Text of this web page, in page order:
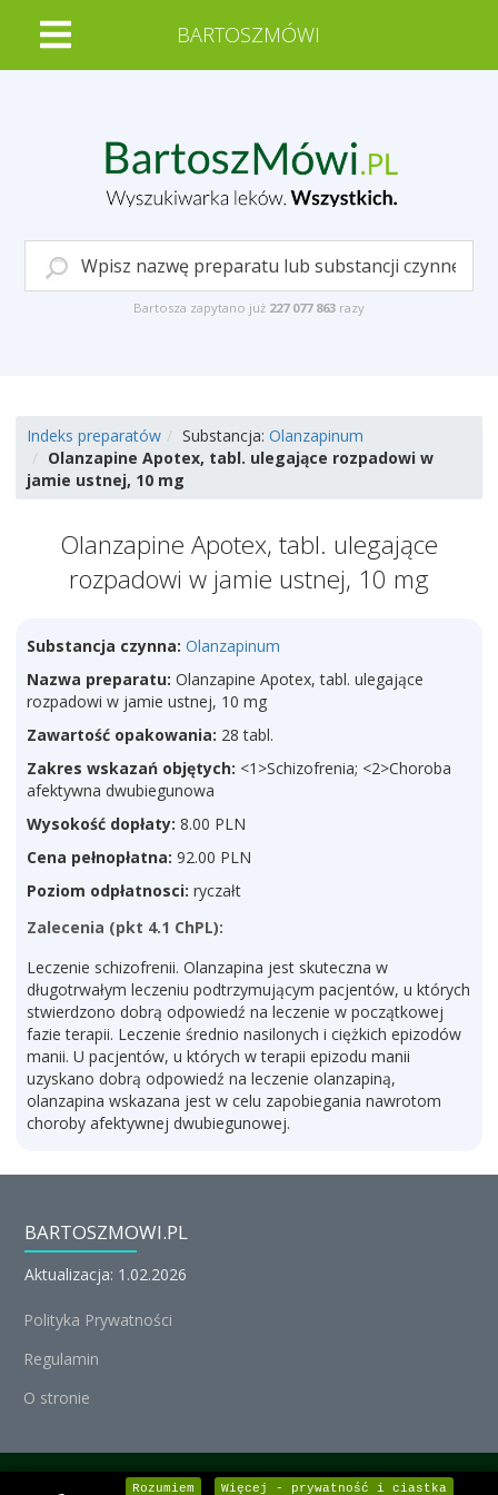
BARTOSZMÓWI
Bartosza zapytano już 227 077 863 razy
Indeks preparatów Substancja: Olanzapinum
Olanzapine Apotex, tabl. ulegające rozpadowi w
jamie ustnej, 10 mg
Olanzapine Apotex, tabl. ulegające
rozpadowi w jamie ustnej, 10 mg
Substancja czynna: Olanzapinum
Nazwa preparatu: Olanzapine Apotex, tabl. ulegające
rozpadowi w jamie ustnej, 10 mg
Zawartość opakowania: 28 tabl.
Zakres wskazań objętych: <1>Schizofrenia; <2>Choroba
afektywna dwubiegunowa
Wysokość dopłaty: 8.00 PLN
Cena pełnopłatna: 92.00 PLN
Poziom odpłatnosci: ryczałt
Zalecenia (pkt 4.1 ChPL):
Leczenie schizofrenii. Olanzapina jest skuteczna w
długotrwałym leczeniu podtrzymującym pacjentów, u których
stwierdzono dobrą odpowiedź na leczenie w początkowej
fazie terapii. Leczenie średnio nasilonych i ciężkich epizodów
manii. U pacjentów, u których w terapii epizodu manii
uzyskano dobrą odpowiedź na leczenie olanzapiną,
olanzapina wskazana jest w celu zapobiegania nawrotom
choroby afektywnej dwubiegunowej.
BARTOSZMOWI.PL
Aktualizacja: 1.02.2026
Polityka Prywatności
Regulamin
O stronie
© Michał Nedoszytko 2026, Wszystkie prawa zastrzeżone.
Rozumiem Więcej - prywatność i ciastka